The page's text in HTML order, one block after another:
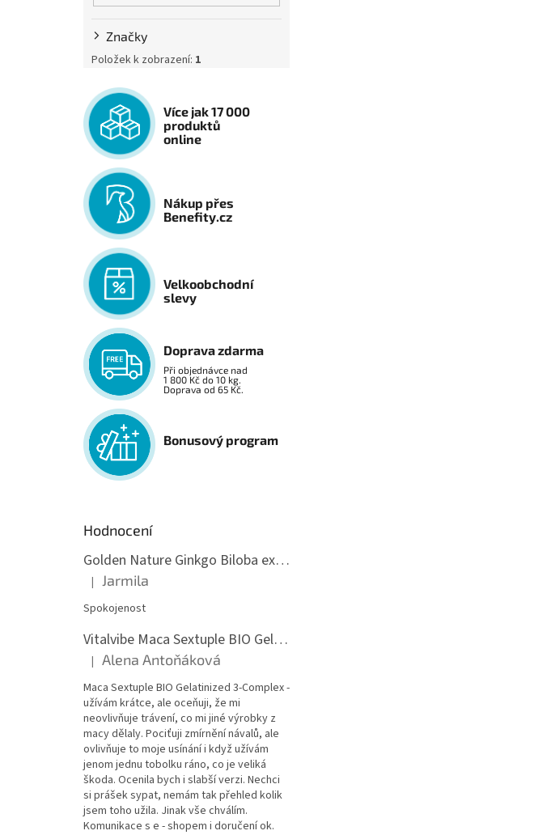
Značky
Položek k zobrazení: 1
Více jak 17 000
produktů
online
Nákup přes
Benefity.cz
Velkoobchodní
slevy
Doprava zdarma
Při objednávce nad
1 800 Kč do 10 kg.
Doprava od 65 Kč.
Bonusový program
Hodnocení
Golden Nature Ginkgo Biloba extrakt 50:1 60mg, 100 kapslí
Hodnocení produktu je 5 z 5 hvězdiček.
| Jarmila
Spokojenost
Vitalvibe Maca Sextuple BIO Gelatinized 3-Complex, 60 kapslí
Hodnocení produktu je 5 z 5 hvězdiček.
| Alena Antoňáková
Maca Sextuple BIO Gelatinized 3-Complex -
užívám krátce, ale oceňuji, že mi
neovlivňuje trávení, co mi jiné výrobky z
macy dělaly. Pociťuji zmírnění návalů, ale
ovlivňuje to moje usínání i když užívám
jenom jednu tobolku ráno, co je veliká
škoda. Ocenila bych i slabší verzi. Nechci
si prášek sypat, nemám tak přehled kolik
jsem toho užila. Jinak vše chválím.
Komunikace s e - shopem i doručení ok.